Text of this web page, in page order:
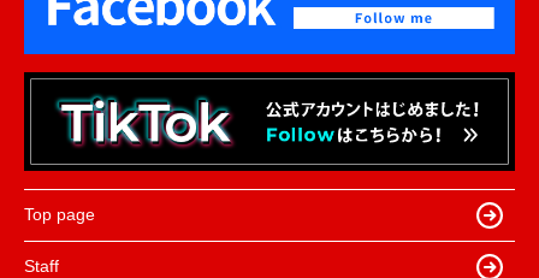
Top page
Staff